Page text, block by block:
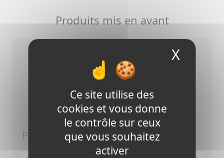
Ce site utilise des
cookies et vous donne
le contrôle sur ceux
que vous souhaitez
activer
X
Produits mis en avant
panneau solaire 15 w - 6 volts